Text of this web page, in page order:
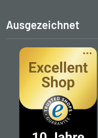
Ausgezeichnet